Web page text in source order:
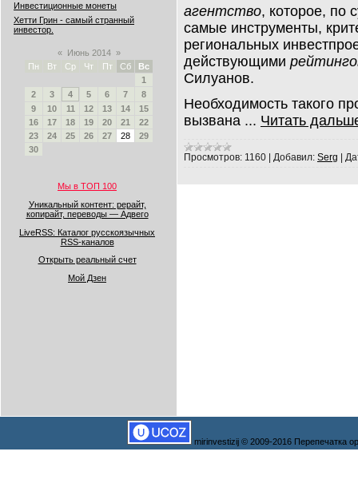
Инвестиционные монеты
Хетти Грин - самый странный
инвестор.
« Июнь 2014 »
Пн
Вт Ср Чт Пт Сб
Вс
1
2
3 4 5 6 7
8
9
10 11 12 13 14
15
16
17 18 19 20 21
22
23
24 25 26 27 28
29
30
Мы в ТОП 100
Уникальный контент: рерайт,
копирайт, переводы — Адвего
LiveRSS: Каталог русскоязычных
RSS-каналов
Открыть реальный счет
Мой Дзен
агентство, которое, по
самые инструменты,
региональных
действующими
Силуанов.
Необходимость такого
вызвана ... Читать
Просмотров: 1160 Добавил: Serg
mirinvestizij © 2009-2016 Перепечатка